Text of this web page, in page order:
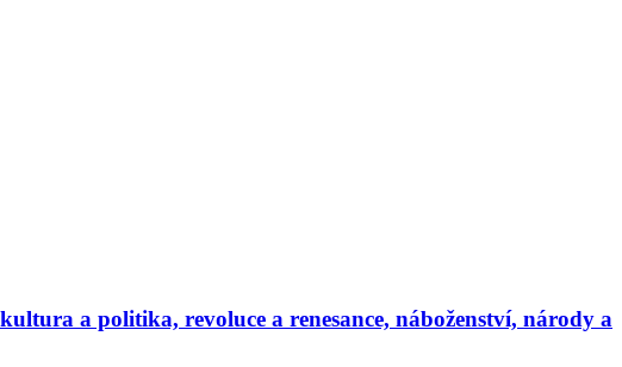
a politika, revoluce a renesance, náboženství, národy a